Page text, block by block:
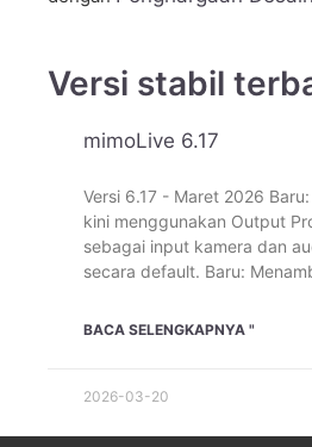
Versi stabil
mimoLive 6.17
Versi 6.17 - Maret 2026
kini menggunakan Output
sebagai input kamera dan
secara default. Baru:
BACA SELENGKAPNYA "
2026-03-20